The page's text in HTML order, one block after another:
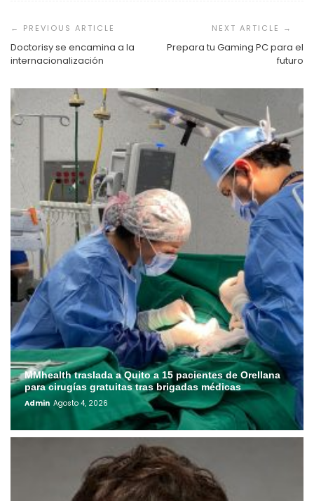
de
entradas
Doctorisy se encamina a la
internacionalización
Prepara tu Gaming PC para el
futuro
MMhealth traslada a Quito a 15 pacientes de Orellana
para cirugías gratuitas tras brigadas médicas
Admin Agosto 4, 2026